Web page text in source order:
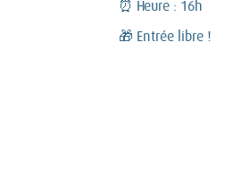
⏰ Heure : 16h
🎁 Entrée libre !